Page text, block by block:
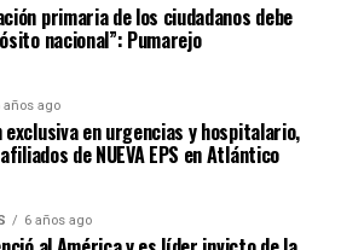
primaria de los ciudadanos debe
nacional”: Pumarejo
años ago
en urgencias y hospitalario,
de NUEVA EPS en Atlántico
6 años ago